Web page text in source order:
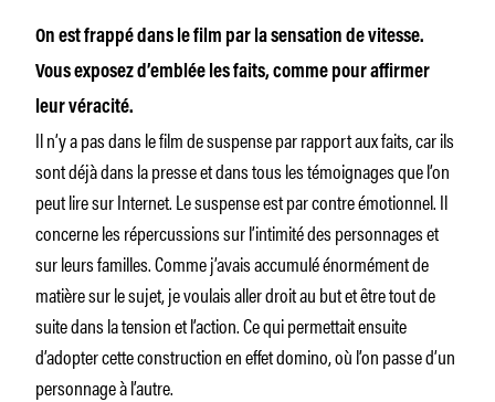
On est frappé dans le film par la sensation de vitesse.
Vous exposez d’emblée les faits, comme pour affirmer
leur véracité.
Il n’y a pas dans le film de suspense par rapport aux faits, car ils
sont déjà dans la presse et dans tous les témoignages que l’on
peut lire sur Internet. Le suspense est par contre émotionnel. Il
concerne les répercussions sur l’intimité des personnages et
sur leurs familles. Comme j’avais accumulé énormément de
matière sur le sujet, je voulais aller droit au but et être tout de
suite dans la tension et l’action. Ce qui permettait ensuite
d’adopter cette construction en effet domino, où l’on passe d’un
personnage à l’autre.